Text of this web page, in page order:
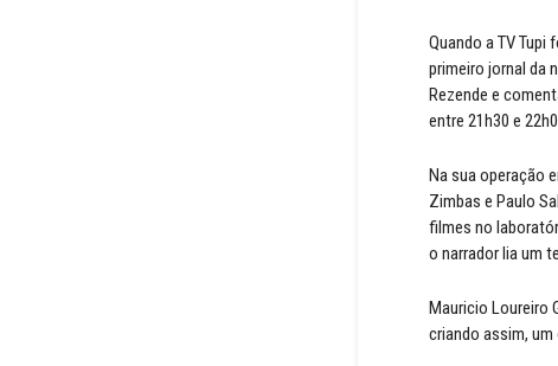
Quando a TV Tupi
primeiro jornal da
Rezende e
entre 21h30 e
Na sua operação
Zimbas e Paulo
filmes no
o narrador lia um
Mauricio Loureiro
criando assim,